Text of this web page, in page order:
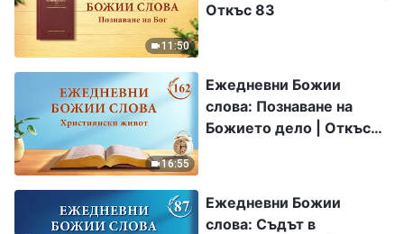
11:50
Откъс 83
16:55
Ежедневни Божии
слова: Познаване на
Божието дело | Откъс
Ежедневни Божии
слова: Съдът в